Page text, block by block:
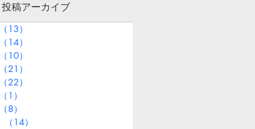
投稿アーカイブ
（13）
（14）
（10）
（21）
（22）
（1）
（8）
（14）